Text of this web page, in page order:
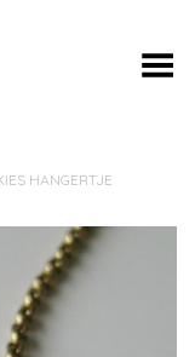
Toggle Menu
HANGERTJE